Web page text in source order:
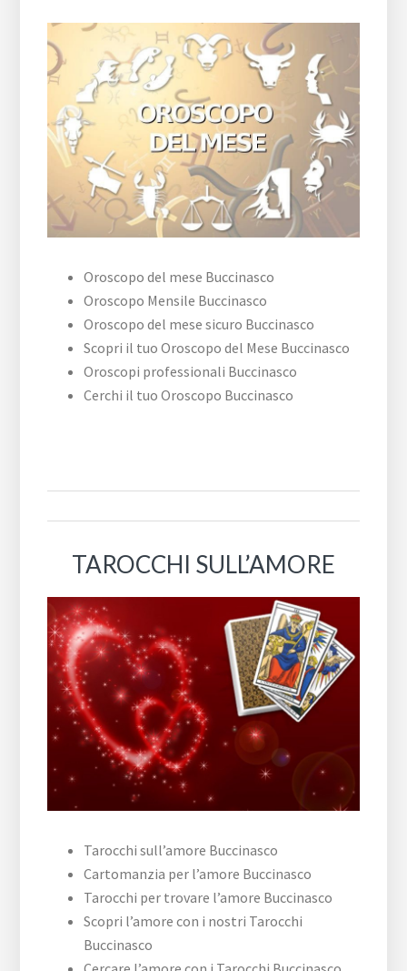
Oroscopo del mese Buccinasco
Oroscopo Mensile Buccinasco
Oroscopo del mese sicuro Buccinasco
Scopri il tuo Oroscopo del Mese Buccinasco
Oroscopi professionali Buccinasco
Cerchi il tuo Oroscopo Buccinasco
TAROCCHI SULL’AMORE
Tarocchi sull’amore Buccinasco
Cartomanzia per l’amore Buccinasco
Tarocchi per trovare l’amore Buccinasco
Scopri l’amore con i nostri Tarocchi
Buccinasco